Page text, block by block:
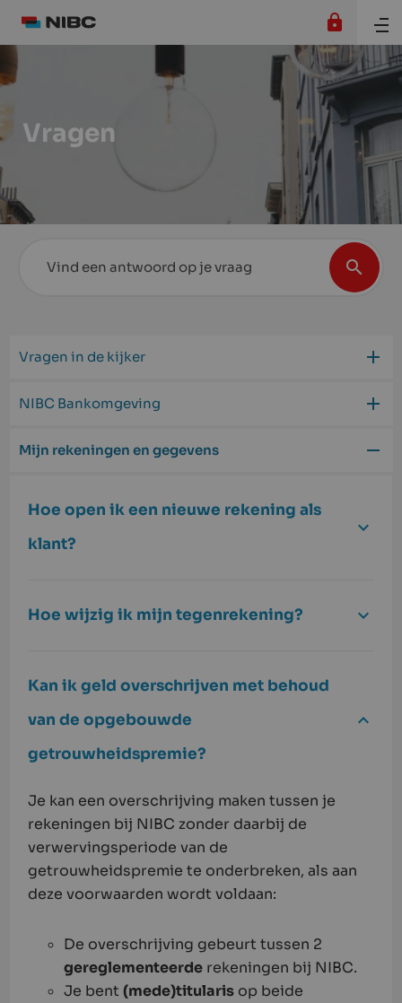
Vragen
Vragen in de kijker
NIBC Bankomgeving
Mijn rekeningen en gegevens
Hoe open ik een nieuwe rekening als
klant?
Hoe wijzig ik mijn tegenrekening?
Kan ik geld overschrijven met behoud
van de opgebouwde
getrouwheidspremie?
Je kan een overschrijving maken tussen je
rekeningen bij NIBC zonder daarbij de
verwervingsperiode van de
getrouwheidspremie te onderbreken, als aan
deze voorwaarden wordt voldaan:
De overschrijving gebeurt tussen 2
gereglementeerderekeningen bij NIBC.
Je bent (mede)titularisop beide